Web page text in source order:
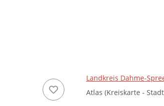
Landkreis Dahme-
Atlas (Kreiskarte -